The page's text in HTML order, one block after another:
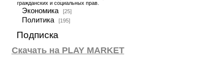
гражданских и социальных прав.
Экономика [25]
Политика [195]
Подписка
Скачать на PLAY MARKET